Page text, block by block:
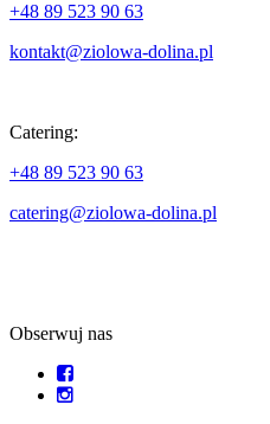
+48 89 523 90 63
kontakt@ziolowa-dolina.pl
Catering:
+48 89 523 90 63
catering@ziolowa-dolina.pl
Obserwuj nas